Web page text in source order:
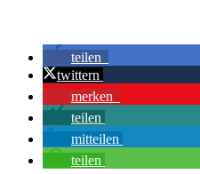
teilen
twittern
merken
teilen
mitteilen
teilen